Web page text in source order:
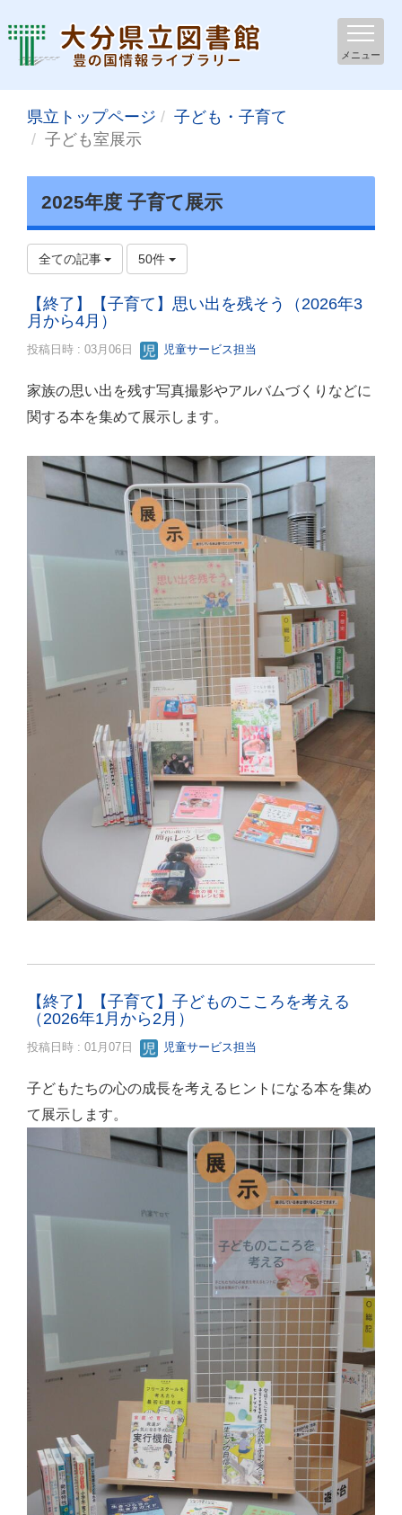
メニュー
県立トップページ
子ども・子育て
子ども室展示
2025年度 子育て展示
全ての記事 50件
【終了】【子育て】思い出を残そう（2026年3
月から4月）
投稿日時 : 03月06日 児童サービス担当
家族の思い出を残す写真撮影やアルバムづくりなどに
関する本を集めて展示します。
【終了】【子育て】子どものこころを考える
（2026年1月から2月）
投稿日時 : 01月07日 児童サービス担当
子どもたちの心の成長を考えるヒントになる本を集め
て展示します。